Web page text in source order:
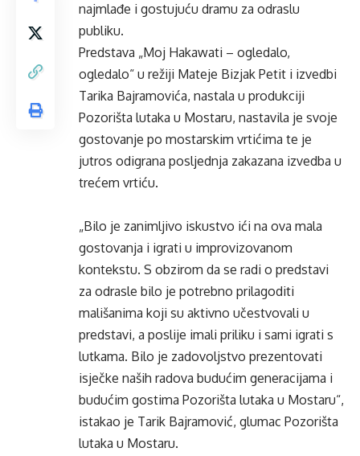
najmlađe i gostujuću dramu za odraslu
publiku.
Predstava „Moj Hakawati – ogledalo,
ogledalo“ u režiji Mateje Bizjak Petit i izvedbi
Tarika Bajramovića, nastala u produkciji
Pozorišta lutaka u Mostaru, nastavila je svoje
gostovanje po mostarskim vrtićima te je
jutros odigrana posljednja zakazana izvedba u
trećem vrtiću.
„Bilo je zanimljivo iskustvo ići na ova mala
gostovanja i igrati u improvizovanom
kontekstu. S obzirom da se radi o predstavi
za odrasle bilo je potrebno prilagoditi
mališanima koji su aktivno učestvovali u
predstavi, a poslije imali priliku i sami igrati s
lutkama. Bilo je zadovoljstvo prezentovati
isječke naših radova budućim generacijama i
budućim gostima Pozorišta lutaka u Mostaru“,
istakao je Tarik Bajramović, glumac Pozorišta
lutaka u Mostaru.